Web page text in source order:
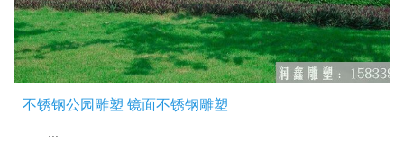
不锈钢公园雕塑 镜面不锈钢雕塑